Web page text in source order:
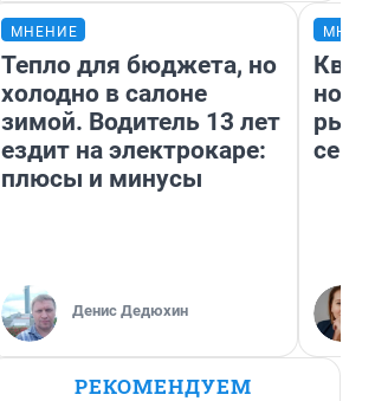
МНЕНИЕ
Тепло для бюджета, но
холодно в салоне
зимой. Водитель 13 лет
ездит на электрокаре:
плюсы и минусы
Денис Дедюхин
но
РЕКОМЕНДУЕМ